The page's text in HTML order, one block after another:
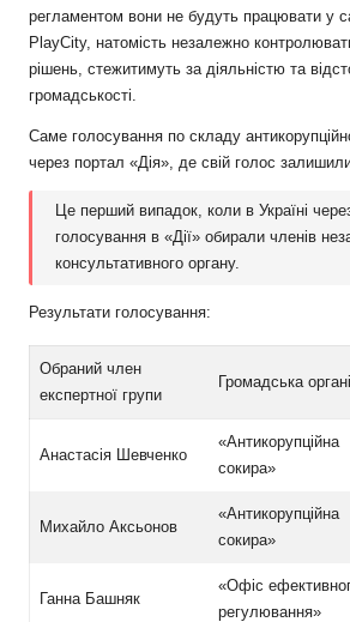
регламентом вони не будуть працювати у
PlayCity, натомість незалежно
рішень, стежитимуть за діяльністю та
громадськості.
Саме голосування по складу
через портал «Дія», де свій голос залишили
Це перший випадок, коли в Україні
голосування в «Дії» обирали членів
консультативного органу.
Результати голосування:
Обраний член
експертної групи
Громадська
Анастасія Шевченко
«Антикорупційна
сокира»
Михайло Аксьонов
«Антикорупційна
сокира»
Ганна Башняк
«Офіс
регулювання»